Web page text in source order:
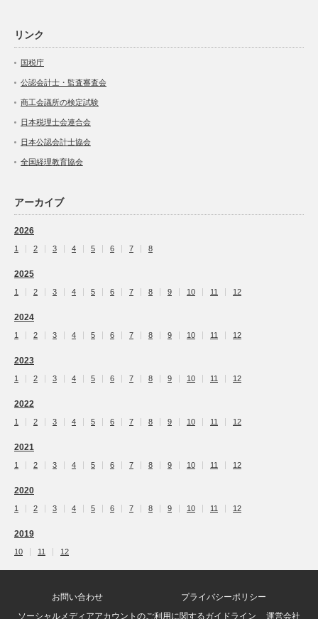
リンク
国税庁
公認会計士・監査審査会
商工会議所の検定試験
日本税理士会連合会
日本公認会計士協会
全国経理教育協会
アーカイブ
2026
1 2 3 4 5 6 7 8
2025
1 2 3 4 5 6 7 8 9 10 11 12
2024
1 2 3 4 5 6 7 8 9 10 11 12
2023
1 2 3 4 5 6 7 8 9 10 11 12
2022
1 2 3 4 5 6 7 8 9 10 11 12
2021
1 2 3 4 5 6 7 8 9 10 11 12
2020
1 2 3 4 5 6 7 8 9 10 11 12
2019
10 11 12
お問い合わせ
プライバシーポリシー
ソーシャルメディアアカウントのご利用に関するガイドライン
運営会社